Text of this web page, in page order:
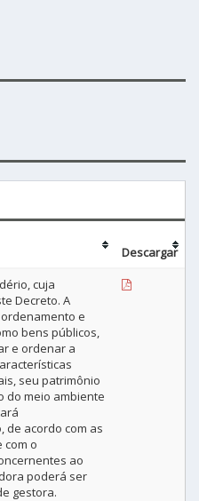
Descargar
cuja
Decreto. A
e
bens públicos,
e ordenar a
seu patrimônio
do meio ambiente
de acordo com as
com o
ao
poderá ser
gestora.